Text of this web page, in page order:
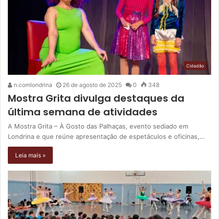
Cidadão
n.comlondrina 26 de agosto de 2025 0 348
Mostra Grita divulga destaques da
última semana de atividades
A Mostra Grita – À Gosto das Palhaças, evento sediado em
Londrina e que reúne apresentação de espetáculos e oficinas,…
Leia mais »